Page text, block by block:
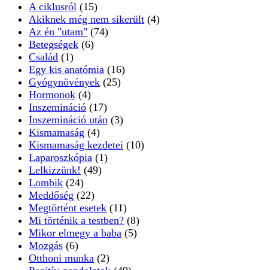
A ciklusról (15)
Akiknek még nem sikerült (4)
Az én "utam" (74)
Betegségek (6)
Család (1)
Egy kis anatómia (16)
Gyógynövények (25)
Hormonok (4)
Inszemináció (17)
Inszemináció után (3)
Kismamaság (4)
Kismamaság kezdetei (10)
Laparoszkópia (1)
Lelkizzünk! (49)
Lombik (24)
Meddőség (22)
Megtörtént esetek (11)
Mi történik a testben? (8)
Mikor elmegy a baba (5)
Mozgás (6)
Otthoni munka (2)